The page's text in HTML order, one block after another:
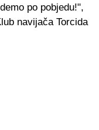
po pobjedu!",
navijača Torcida